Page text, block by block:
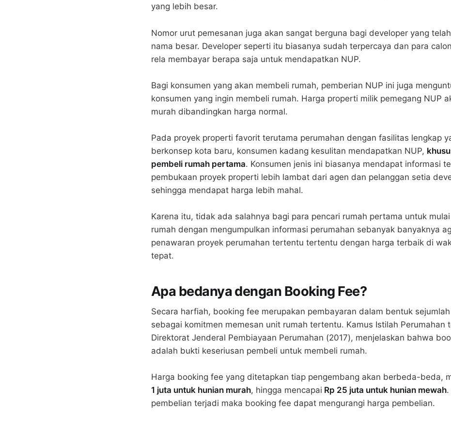
yang lebih besar.
Nomor urut pemesanan juga akan sangat berguna bagi developer yang
nama besar. Developer seperti itu biasanya sudah terpercaya dan para
rela membayar berapa saja untuk mendapatkan NUP.
Bagi konsumen yang akan membeli rumah, pemberian NUP ini juga
konsumen yang ingin membeli rumah. Harga properti milik pemegang NUP
murah dibandingkan harga normal.
Pada proyek properti favorit terutama perumahan dengan fasilitas lengkap
berkonsep kota baru, konsumen kadang kesulitan mendapatkan NUP,
pembeli rumah pertama. Konsumen jenis ini biasanya mendapat informasi
pembukaan proyek properti lebih lambat dari agen dan pelanggan setia
sehingga mendapat harga lebih mahal.
Karena itu, tidak ada salahnya bagi para pencari rumah pertama untuk
rumah dengan mengumpulkan informasi perumahan sebanyak banyaknya
penawaran proyek perumahan tertentu tertentu dengan harga terbaik di
tepat.
Apa bedanya dengan Booking Fee?
Secara harfiah, booking fee merupakan pembayaran dalam bentuk
sebagai komitmen memesan unit rumah tertentu. Kamus Istilah Perumahan
Direktorat Jenderal Pembiayaan Perumahan (2017), menjelaskan bahwa
adalah bukti keseriusan pembeli untuk membeli rumah.
Harga booking fee yang ditetapkan tiap pengembang akan berbeda-beda,
1 juta untuk hunian murah, hingga mencapai Rp 25 juta untuk hunian mewah.
pembelian terjadi maka booking fee dapat mengurangi harga pembelian.